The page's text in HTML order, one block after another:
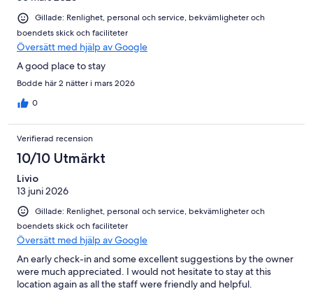
Gillade: Renlighet, personal och service, bekvämligheter och
boendets skick och faciliteter
Översätt med hjälp av Google
A good place to stay
Bodde här 2 nätter i mars 2026
0
Verifierad recension
10/10 Utmärkt
Livio
13 juni 2026
Gillade: Renlighet, personal och service, bekvämligheter och
boendets skick och faciliteter
Översätt med hjälp av Google
An early check-in and some excellent suggestions by the owner
were much appreciated. I would not hesitate to stay at this
location again as all the staff were friendly and helpful.